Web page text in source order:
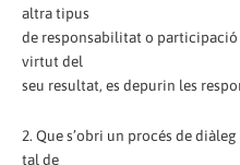
altra tipus
de responsabilitat o participació
virtut del
seu resultat, es depurin les
2. Que s’obri un procés de
tal de